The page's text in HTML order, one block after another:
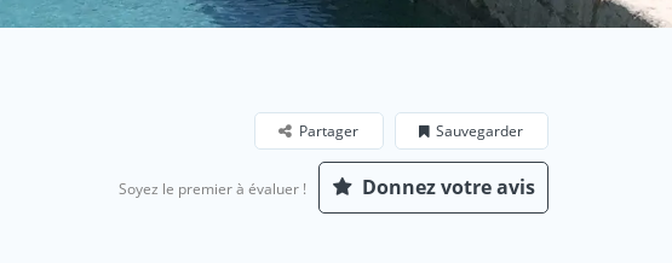
Sauvegarder
Partager
Soyez le premier à évaluer ! Donnez votre avis